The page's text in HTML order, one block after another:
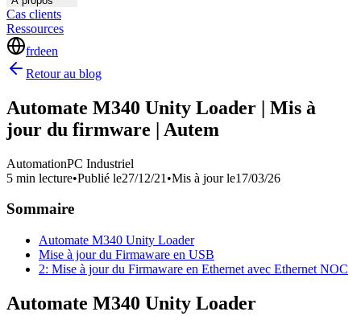
Cas clients
Ressources
frdeen
Retour au blog
Automate M340 Unity Loader | Mis à
jour du firmware | Autem
AutomationPC Industriel
5 min lecture•Publié le27/12/21 •Mis à jour le17/03/26
Sommaire
Automate M340 Unity Loader
Mise à jour du Firmaware en USB
2: Mise à jour du Firmaware en Ethernet avec Ethernet NOC
Automate M340 Unity Loader